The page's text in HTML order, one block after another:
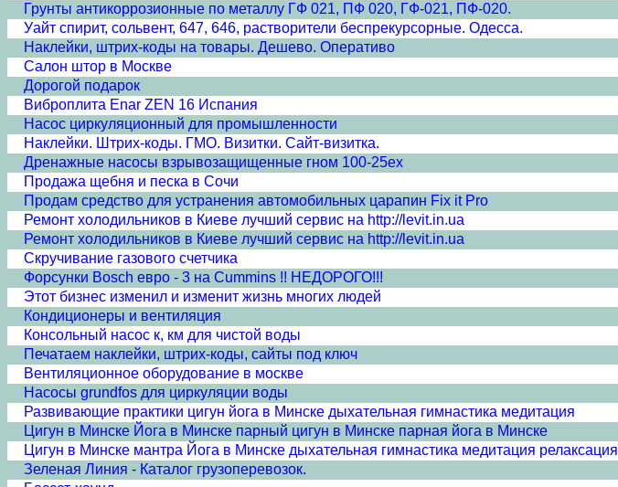
Грунты антикоррозионные по металлу ГФ 021, ПФ 020, ГФ-021, ПФ-020.
Уайт спирит, сольвент, 647, 646, растворители беспрекурсорные. Одесса.
Наклейки, штрих-коды на товары. Дешево. Оперативо
Салон штор в Москве
Дорогой подарок
Виброплита Enar ZEN 16 Испания
Насос циркуляционный для промышленности
Наклейки. Штрих-коды. ГМО. Визитки. Сайт-визитка.
Дренажные насосы взрывозащищенные гном 100-25ex
Продажа щебня и песка в Сочи
Продам средство для устранения автомобильных царапин Fix it Pro
Ремонт холодильников в Киеве лучший сервис на http://levit.in.ua
Ремонт холодильников в Киеве лучший сервис на http://levit.in.ua
Скручивание газового счетчика
Форсунки Bosch евро - 3 на Cummins !! НЕДОРОГО!!!
Этот бизнес изменил и изменит жизнь многих людей
Кондиционеры и вентиляция
Консольный насос к, км для чистой воды
Печатаем наклейки, штрих-коды, сайты под ключ
Вентиляционное оборудование в москве
Насосы grundfos для циркуляции воды
Развивающие практики цигун йога в Минске дыхательная гимнастика медитация
Цигун в Минске Йога в Минске парный цигун в Минске парная йога в Минске
Цигун в Минске мантра Йога в Минске дыхательная гимнастика медитация релаксация
Зеленая Линия - Каталог грузоперевозок.